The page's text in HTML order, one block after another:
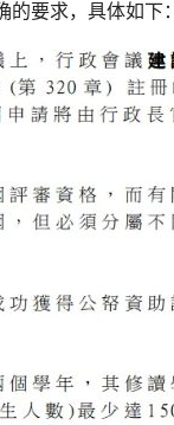
要求，具体如下：